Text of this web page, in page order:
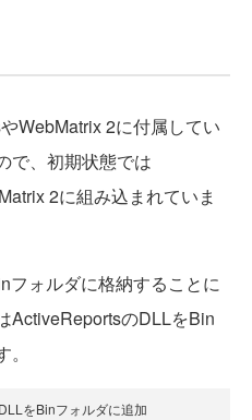
WebMatrix 2に付属してい
で、初期状態では
2に組み込まれていま
ォルダに格納することに
ActiveReportsのDLLをBin
をBinフォルダに追加